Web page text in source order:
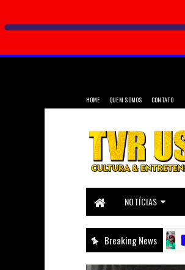
HOME QUEM SOMOS CONTATO
NOTÍCIAS
Breaking NewsBLOCOS